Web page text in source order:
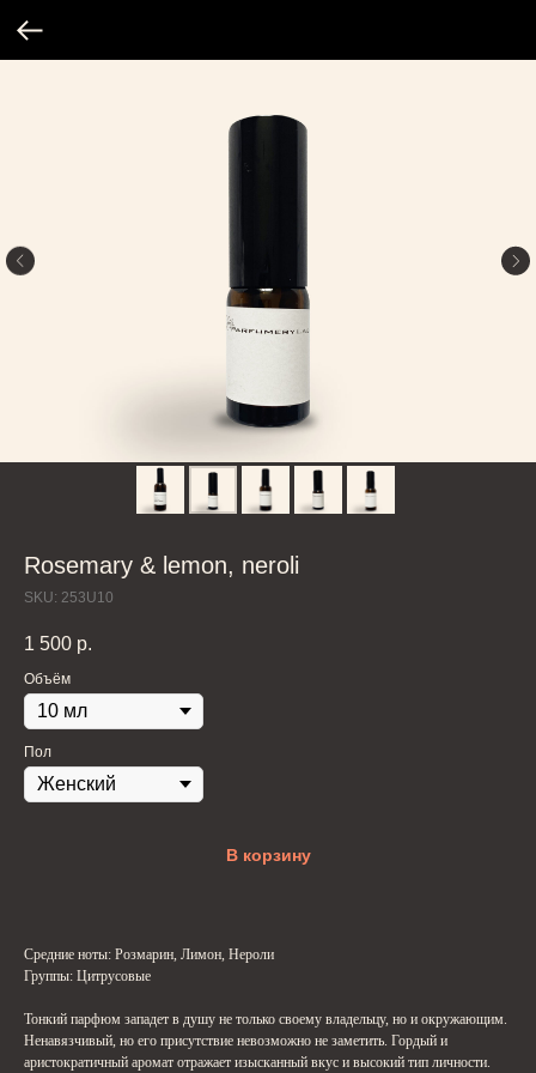
Rosemary & lemon, neroli
SKU: 253U10
1 500 р.
Объём
Пол
В корзину
Средние ноты: Розмарин, Лимон, Нероли
Группы: Цитрусовые
Тонкий парфюм западет в душу не только своему владельцу, но и окружающим.
Ненавязчивый, но его присутствие невозможно не заметить. Гордый и
аристократичный аромат отражает изысканный вкус и высокий тип личности.